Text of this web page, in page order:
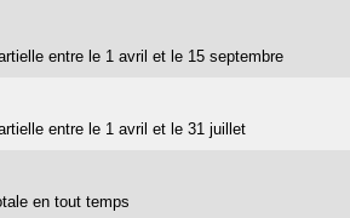
entre le 1 avril et le 15 septembre
entre le 1 avril et le 31 juillet
en tout temps